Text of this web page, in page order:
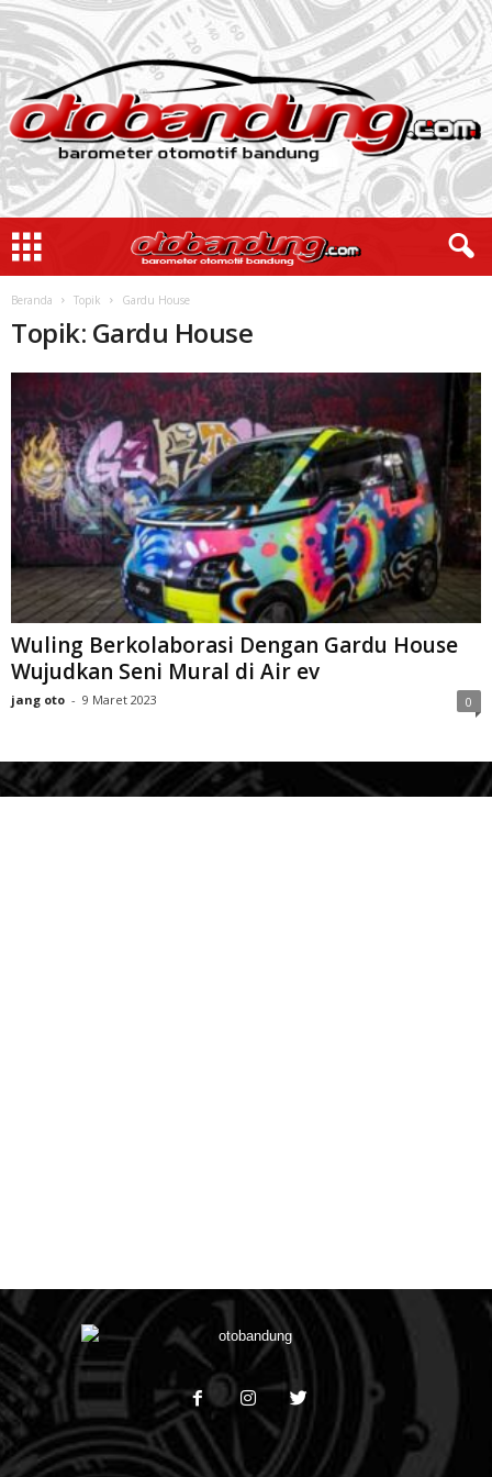
Beranda Topik Gardu House
Topik: Gardu House
Wuling Berkolaborasi Dengan Gardu House
Wujudkan Seni Mural di Air ev
jang oto - 9 Maret 2023 0